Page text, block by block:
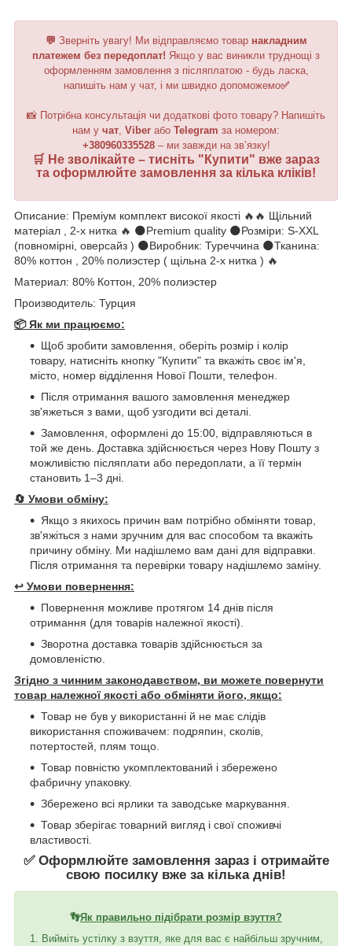
💬 Зверніть увагу! Ми відправляємо товар накладним
платежем без передоплат! Якщо у вас виникли труднощі з
оформленням замовлення з післяплатою - будь ласка,
напишіть нам у чат, і ми швидко допоможемо✅
📸 Потрібна консультація чи додаткові фото товару? Напишіть
нам у чат Viber або Telegram за номером:
+380960335528– ми завжди на зв’язку!
🛒 Не зволікайте – тисніть " Купити" вже зараз
та оформлюйте замовлення за кілька кліків!
Описание: Преміум комплект високої якості 🔥🔥 Щільний
матеріал , 2-х нитка 🔥 🌑Premium quality 🌑Розміри: S-XXL
(повномірні, оверсайз ) 🌑Виробник: Туреччина 🌑Тканина:
80% коттон , 20% полиэстер ( щільна 2-х нитка ) 🔥
Материал: 80% Коттон, 20% полиэстер
Производитель: Турция
📦 Як ми працюємо:
Щоб зробити замовлення, оберіть розмір і колір
товару, натисніть кнопку "Купити" та вкажіть своє ім'я,
місто, номер відділення Нової Пошти, телефон.
Після отримання вашого замовлення менеджер
зв'яжеться з вами, щоб узгодити всі деталі.
Замовлення, оформлені до 15:00, відправляються в
той же день. Доставка здійснюється через Нову Пошту з
можливістю післяплати або передоплати, а її термін
становить 1–3 дні.
🔄 Умови обміну:
Якщо з якихось причин вам потрібно обміняти товар,
зв'яжіться з нами зручним для вас способом та вкажіть
причину обміну. Ми надішлемо вам дані для відправки.
Після отримання та перевірки товару надішлемо заміну.
↩️ Умови повернення:
Повернення можливе протягом 14 днів після
отримання (для товарів належної якості).
Зворотна доставка товарів здійснюється за
домовленістю.
Згідно з чинним законодавством, ви можете повернути
товар належної якості або обміняти його, якщо:
Товар не був у використанні й не має слідів
використання споживачем: подряпин, сколів,
потертостей, плям тощо.
Товар повністю укомплектований і збережено
фабричну упаковку.
Збережено всі ярлики та заводське маркування.
Товар зберігає товарний вигляд і свої споживчі
властивості.
✅ Оформлюйте замовлення зараз і отримайте
свою посилку вже за кілька днів!
👣Як правильно підібрати розмір взуття?
1. Вийміть устілку з взуття, яке для вас є найбільш зручним,